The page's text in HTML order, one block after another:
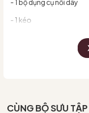
- 1 kéo
- Túi vải màu hồng
CÙNG BỘ SƯU TẬP